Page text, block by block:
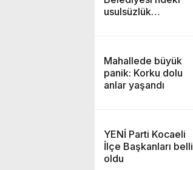
usulsüzlük
Mahallede büyük
panik: Korku dolu
anlar yaşandı
YENİ Parti Kocaeli
İlçe Başkanları belli
oldu